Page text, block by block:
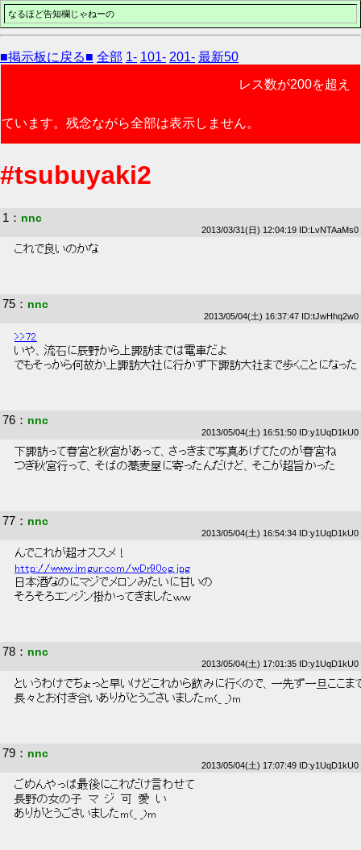
なるほど告知欄じゃねーの
■掲示板に戻る■ 全部 1- 101- 201- 最新50
レス数が200を超え
ています。残念ながら全部は表示しません。
#tsubuyaki2
1 ： nnc
2013/03/31(日) 12:04:19 ID:LvNTAaMs0
これで良いのかな
75 ： nnc
2013/05/04(土) 16:37:47 ID:tJwHhq2w0
>>72
いや、流石に辰野から上諏訪までは電車だよ
でもそっから何故か上諏訪大社に行かず下諏訪大社まで歩くことになった
76 ： nnc
2013/05/04(土) 16:51:50 ID:y1UqD1kU0
下諏訪って春宮と秋宮があって、さっきまで写真あげてたのが春宮ね
つぎ秋宮行って、そばの蕎麦屋に寄ったんだけど、そこが超旨かった
77 ： nnc
2013/05/04(土) 16:54:34 ID:y1UqD1kU0
んでこれが超オススメ！
http://www.imgur.com/wDr90og.jpg
日本酒なのにマジでメロンみたいに甘いの
そろそろエンジン掛かってきましたｗｗ
78 ： nnc
2013/05/04(土) 17:01:35 ID:y1UqD1kU0
というわけでちょっと早いけどこれから飲みに行くので、一先ず一旦ここま
長々とお付き合いありがとうごさいましたm(_ _)m
79 ： nnc
2013/05/04(土) 17:07:49 ID:y1UqD1kU0
ごめんやっぱ最後にこれだけ言わせて
長野の女の子  マ  ジ  可  愛  い
ありがとうごさいましたm(_ _)m